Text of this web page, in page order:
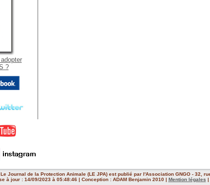
?
Le Journal de la Protection Animale (LE JPA) est publié par l'Association GNGO - 32,
à jour : 14/09/2023 à 05:48:46 | Conception : ADAM Benjamin 2010 | Mention légales |